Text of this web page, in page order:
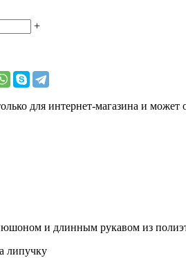
+
для интернет-магазина и
и длинным рукавом из
липучку